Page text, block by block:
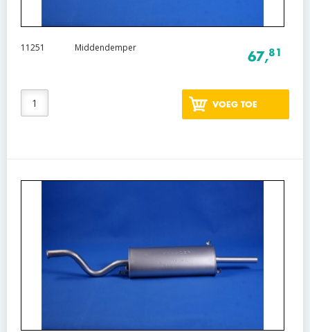
11251 Middendemper
67,81
VOEG TOE